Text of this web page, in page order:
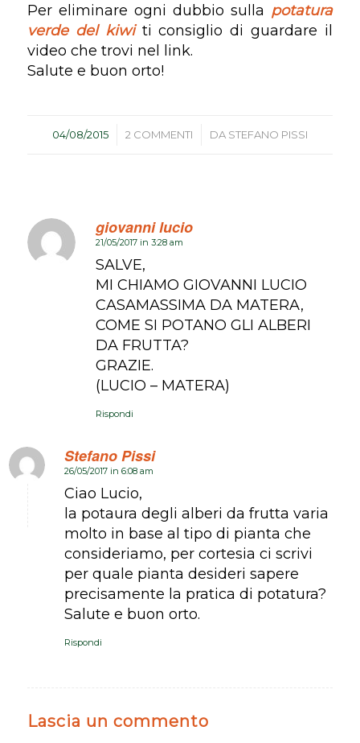
Per eliminare ogni dubbio sulla potatura
verde del kiwiti consiglio di guardare il
video che trovi nel link.
Salute e buon orto!
04/08/2015
/ 2 COMMENTI
/ DA STEFANO PISSI
giovanni lucio
dice:
21/05/2017 in 3:28 am
SALVE,
MI CHIAMO GIOVANNI LUCIO
CASAMASSIMA DA MATERA,
COME SI POTANO GLI ALBERI
DA FRUTTA?
GRAZIE.
(LUCIO – MATERA)
Rispondi
Stefano Pissi
dice:
26/05/2017 in 6:08 am
Ciao Lucio,
la potaura degli alberi da frutta varia
molto in base al tipo di pianta che
consideriamo, per cortesia ci scrivi
per quale pianta desideri sapere
precisamente la pratica di potatura?
Salute e buon orto.
Rispondi
Lascia un commento